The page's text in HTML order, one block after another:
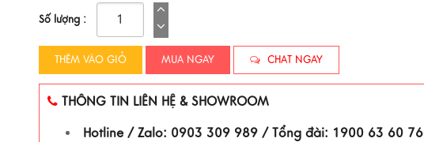
Số lượng :
THÊM VÀO GIỎ MUA NGAY CHAT NGAY
THÔNG TIN LIÊN HỆ & SHOWROOM
Hotline / Zalo: 0903 309 989 / Tổng đài: 1900 63 60 76